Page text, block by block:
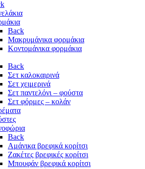
Back
Μακρυμάνικα φορμάκια
Κοντομάνικα φορμάκια
Back
Σετ καλοκαιρινά
Σετ χειμερινά
Σετ παντελόνι – φούστα
Σετ φόρμες – κολάν
Back
Αμάνικα βρεφικά κορίτσι
Ζακέτες βρεφικές κορίτσι
Μπουφάν βρεφικά κορίτσι